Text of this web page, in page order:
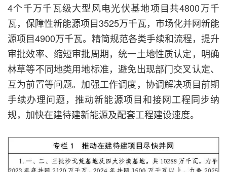
4个千万千瓦级大型风电光伏基地项目共4800万千
瓦，保障性新能源项目3525万千瓦，市场化并网新能
源项目4900万千瓦。精简规范各类手续和流程，提升
审批效率、缩短审批周期，统一土地性质认定，明确
林草等不同地类用地标准，避免出现部门交叉认定、
互为前置等问题。加强工作调度，协调解决项目前期
手续办理问题，推动新能源项目和接网工程同步纳
规，加快在建待建新能源及配套工程建设速度。